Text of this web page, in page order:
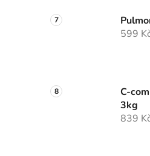
599
C-
3kg
839